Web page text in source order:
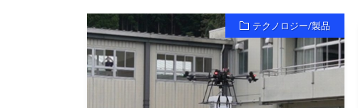
テクノロジー/製品